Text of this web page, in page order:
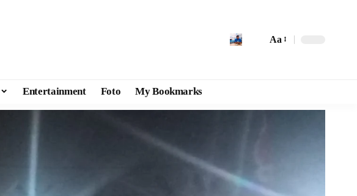
Aa
Entertainment Foto My Bookmarks